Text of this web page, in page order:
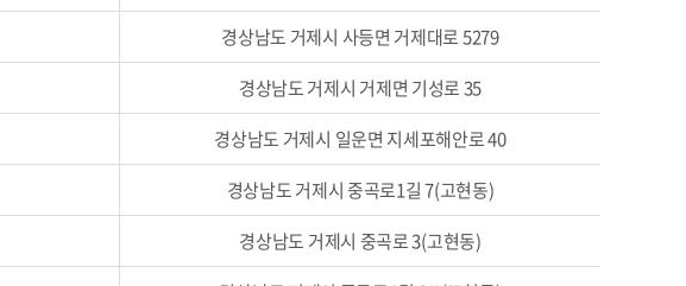
경상남도 거제시 사등면 거제대로 5279
경상남도 거제시 거제면 기성로 35
경상남도 거제시 일운면 지세포해안로 40
경상남도 거제시 중곡로1길 7(고현동)
경상남도 거제시 중곡로 3(고현동)